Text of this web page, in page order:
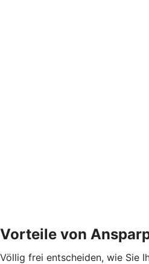
Vorteile von
Völlig frei entscheiden, wie Sie